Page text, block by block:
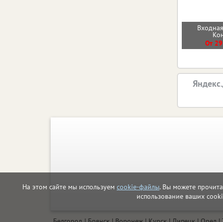
На этом сайте мы используем cookie-файлы. Вы можете
использование ваших
От